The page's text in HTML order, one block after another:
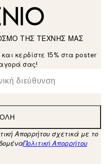
ΤΗΣ ΤΕΧΝΗΣ ΜΑΣ
κερδίστε 15% στα poster
σας!
Απορρήτου σχετικά με το
Πολιτική Απορρήτου